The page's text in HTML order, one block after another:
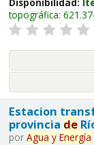
topográfica:
Estacion
provincia de
por Agua y Energía